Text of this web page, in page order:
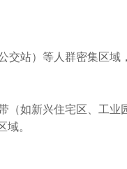
站）等人群密集区域
如新兴住宅区、工业
域。